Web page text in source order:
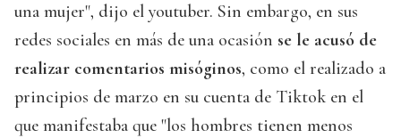
una mujer", dijo el youtuber. Sin embargo, en sus
redes sociales en más de una ocasión se le acusó de
realizar comentarios misóginos, como el realizado a
principios de marzo en su cuenta de Tiktok en el
que manifestaba que "los hombres tienen menos